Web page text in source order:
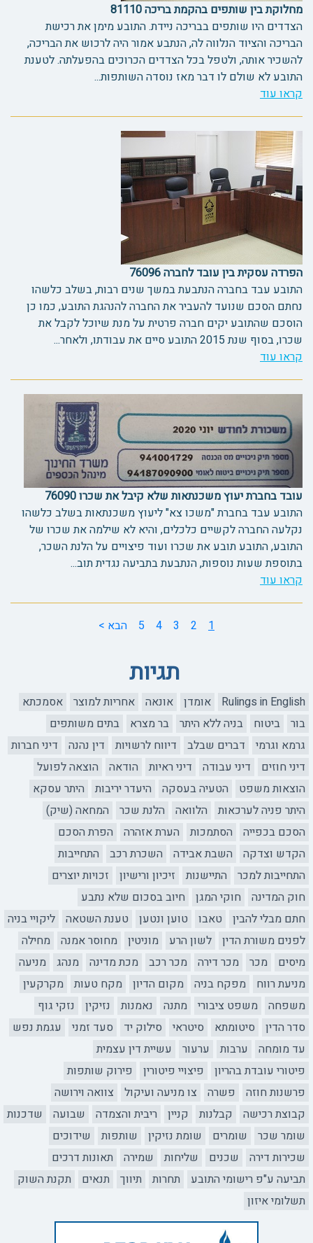
מחלוקת בין שותפים בהקמת בריכה 81110
הצדדים היו שותפים בבריכה ניידת. התובע מימן את רכישת
הבריכה והציוד הנלווה לה, הנתבע אמור היה לרכוש את הבריכה,
להשכיר אותה, ולטפל בכל הצדדים הכרוכים בהפעלתה. לטענת
התובע לא שולם לו דבר מאז נוסדה השותפות...
קראו עוד
הפרדה עסקית בין עובד לחברה 76096
התובע עבד בחברה הנתבעת במשך שנים רבות, בשלב כלשהו
נחתם הסכם שנועד להעביר את החברה להנהגת התובע, כמו כן
הוסכם שהתובע יקים חברה פרטית על מנת שיוכל לקבל את
שכרו, בסוף שנת 2015 התובע סיים את עבודתו, ולאחר...
קראו עוד
עובד בחברת יעוץ משכנתאות שלא קיבל את שכרו 76090
התובע עבד בחברת "משכו צא" ליעוץ משכנתאות בשלב כלשהו
נקלעה החברה לקשיים כלכלים, והיא לא שילמה את שכרו של
התובע, התובע תובע את שכרו ועוד פיצויים על הלנת השכר,
בתוספת שעות נוספות, הנתבעת בתביעה נגדית תוב...
קראו עוד
1
2
3
4
5 הבא >
תגיות
Rulings in English אומדן אונאה אחריות למוצר
אסמכתא
בור
ביטוח בניה ללא היתר בר מצרא
בתים משותפים
גרמא וגרמי
דברים שבלב דיווח לרשויות דין נהנה
דיני חברות
דיני חוזים
דיני עבודה דיני ראיות הודאה
הוצאה לפועל
הוצאות משפט
הטעיה בעסקה היעדר יריבות
היתר עסקא
היתר פניה לערכאות
הלוואה הלנת שכר
המחאה (שיק)
הסכם בכפייה
הסתמכות הערת אזהרה
הפרת הסכם
הקדש וצדקה
השבת אבידה השכרת רכב
התחייבות
התחייבות למכר
התיישנות זיכיון ורישיון
זכויות יוצרים
חוק המדינה
חוקי המגן
חיוב בסכום שלא נתבע
חתם מבלי להבין
טאבו טוען ונטען טענת השטאה
ליקויי בניה
לפנים משורת הדין
לשון הרע מוניטין מחוסר אמנה
מחילה
מיסים
מכר מכר דירה מכר רכב מכת מדינה מנהג
מניעה
מניעת רווח
מפקח בניה מקום הדיון מקח טעות
מקרקעין
משפחה
משפט ציבורי מתנה נאמנות נזיקין
נזקי גוף
סדר הדין
סיטומתא סיטראי סילוק יד סעד זמני
עגמת נפש
עד מומחה
ערבות ערעור
עשיית דין עצמית
פיטורי עובדת בהריון
פיצויי פיטורין
פירוק שותפות
פרשנות חוזה
פשרה צו מניעה ועיקול
צוואה וירושה
קבוצת רכישה
קבלנות קניין ריבית והצמדה שבועה
שדכנות
שומר שכר
שומרים שומת נזיקין שותפות
שידוכים
שכירות דירה
שכנים שליחות שמירה
תאונות דרכים
תביעה ע"פ רישומי התובע
תחרות תיווך תנאים
תקנת השוק
תשלומי איזון